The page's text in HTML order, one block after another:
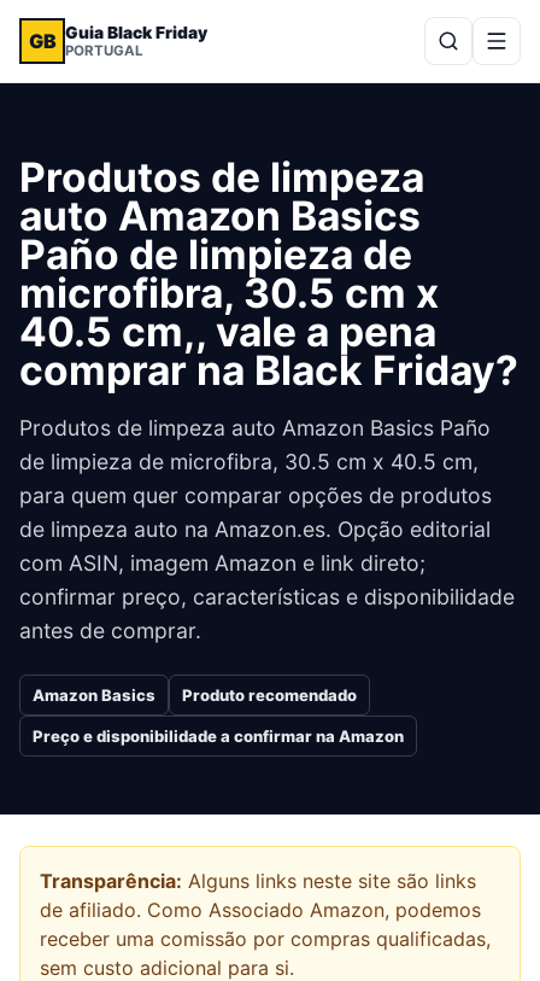
GB Guia Black Friday
PORTUGAL
Produtos de limpeza
auto Amazon Basics
Paño de limpieza de
microfibra, 30.5 cm x
40.5 cm,, vale a pena
comprar na Black Friday?
Produtos de limpeza auto Amazon Basics Paño
de limpieza de microfibra, 30.5 cm x 40.5 cm,
para quem quer comparar opções de produtos
de limpeza auto na Amazon.es. Opção editorial
com ASIN, imagem Amazon e link direto;
confirmar preço, características e disponibilidade
antes de comprar.
Amazon Basics Produto recomendado
Preço e disponibilidade a confirmar na Amazon
Transparência: Alguns links neste site são links
de afiliado. Como Associado Amazon, podemos
receber uma comissão por compras qualificadas,
sem custo adicional para si.